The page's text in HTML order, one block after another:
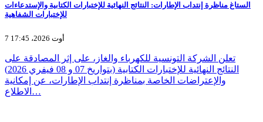
الستاغ مناظرة إنتداب الإطارات: النتائج النهائية للإختبارات الكتابية والإستدعاءات
للإختبارات الشفاهية
7 أوت 2026، 17:45
تعلن الشركة التونسية للكهرباء والغاز، على إثر المصادقة على
النتائج النهائية للإختبارات الكتابية (بتواريخ 07 و 08 فيفري 2026)
والإعتراضات الخاصة بمناظرة إنتداب الإطارات، عن إمكانية
الاطلاع…